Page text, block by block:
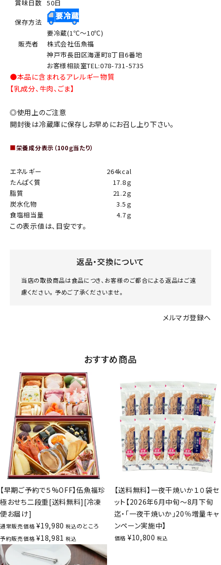
賞味日数 50日
保存方法
要冷蔵(1℃～10℃)
販売者
株式会社伍魚福
神戸市長田区海運町8丁目6番地
お客様相談室TEL:078-731-5735
●本品に含まれるアレルギー物質
【乳成分、牛肉、ごま】
◎使用上のご注意
開封後は冷蔵庫に保存しお早めにお召し上り下さい。
■栄養成分表示（100ｇ当たり）
エネルギー
264kcal
たんぱく質
17.8ｇ
脂質
21.2ｇ
炭水化物
3.5ｇ
食塩相当量
4.7ｇ
この表示値は、目安です。
返品・交換について
当店の取扱商品は食品につき、お客様のご都合による返品はご遠
慮ください。 予めご了承くださいませ。
メルマガ登録へ
おすすめ商品
【早期ご予約で５%OFF】伍魚福珍
極おせち二段重[送料無料][冷凍
便お届け]
通常販売価格 ¥19,980 税込のところ
予約販売価格 ¥18,981 税込
【送料無料】一夜干焼いか１０袋セ
ット【2026年6月中旬～8月下旬
迄・「一夜干焼いか」20％増量キャ
ンペーン実施中】
価格 ¥10,800 税込